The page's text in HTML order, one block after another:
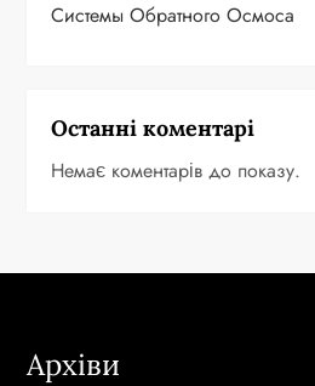
Системы Обратного Осмоса
Останні коментарі
Немає коментарів до показу.
Архіви